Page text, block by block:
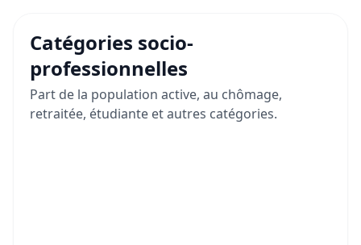
Catégories socio-
professionnelles
Part de la population active, au chômage,
retraitée, étudiante et autres catégories.